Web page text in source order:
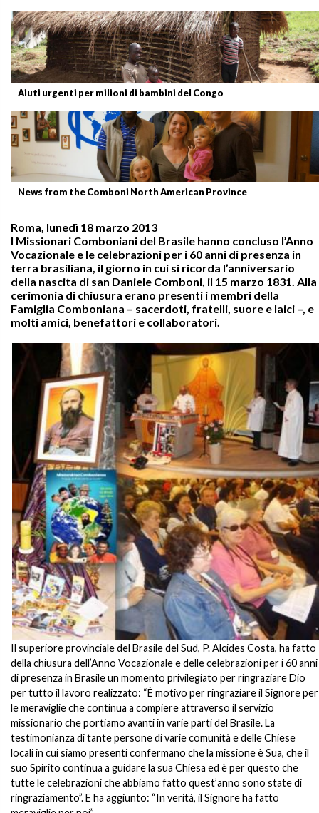
Aiuti urgenti per milioni di bambini del Congo
News from the Comboni North American Province
Roma, lunedì 18 marzo 2013
I Missionari Comboniani del Brasile hanno concluso l’Anno
Vocazionale e le celebrazioni per i 60 anni di presenza in
terra brasiliana, il giorno in cui si ricorda l’anniversario
della nascita di san Daniele Comboni, il 15 marzo 1831. Alla
cerimonia di chiusura erano presenti i membri della
Famiglia Comboniana – sacerdoti, fratelli, suore e laici –, e
molti amici, benefattori e collaboratori.
Il superiore provinciale del Brasile del Sud, P. Alcides Costa, ha fatto
della chiusura dell’Anno Vocazionale e delle celebrazioni per i 60 anni
di presenza in Brasile un momento privilegiato per ringraziare Dio
per tutto il lavoro realizzato: “È motivo per ringraziare il Signore per
le meraviglie che continua a compiere attraverso il servizio
missionario che portiamo avanti in varie parti del Brasile. La
testimonianza di tante persone di varie comunità e delle Chiese
locali in cui siamo presenti confermano che la missione è Sua, che il
suo Spirito continua a guidare la sua Chiesa ed è per questo che
tutte le celebrazioni che abbiamo fatto quest’anno sono state di
ringraziamento”. E ha aggiunto: “In verità, il Signore ha fatto